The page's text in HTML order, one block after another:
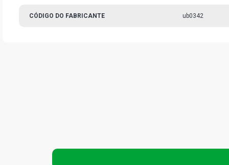
CÓDIGO DO FABRICANTE ub0342